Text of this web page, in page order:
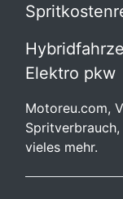
Elektro pkw
Motoreu.com,
vieles mehr.